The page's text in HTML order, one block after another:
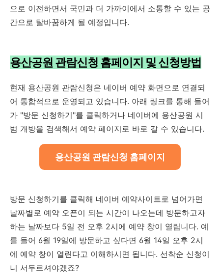
으로 이전하면서 국민과 더 가까이에서 소통할 수 있는 공
간으로 탈바꿈하게 될 예정입니다.
용산공원 관람신청 홈페이지 및 신청방법
현재 용산공원 관람신청은 네이버 예약 화면으로 연결되
어 통합적으로 운영되고 있습니다. 아래 링크를 통해 들어
가 "방문 신청하기"를 클릭하거나 네이버에 용산공원 시
범 개방을 검색해서 예약 페이지로 바로 갈 수 있습니다.
용산공원 관람신청 홈페이지
방문 신청하기를 클릭해 네이버 예약사이트로 넘어가면
날짜별로 예약 오픈이 되는 시간이 나오는데 방문하고자
하는 날짜보다 5일 전 오후 2시에 예약 창이 열립니다. 예
를 들어 6월 19일에 방문하고 싶다면 6월 14일 오후 2시
에 예약 창이 열린다고 이해하시면 됩니다. 선착순 신청이
니 서두르셔야겠죠?